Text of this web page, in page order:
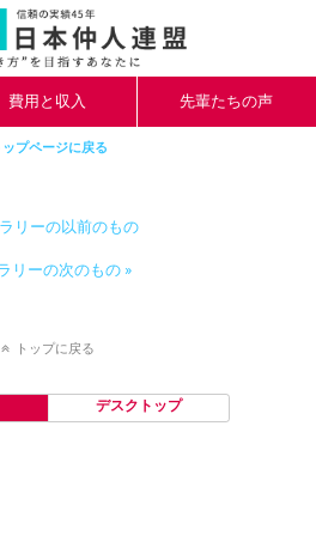
費用と収入 先輩たちの声
ップページに戻る
リーの以前のもの
リーの次のもの »
トップに戻る
デスクトップ